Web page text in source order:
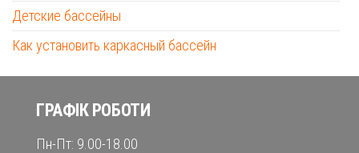
Детские бассейны
Как установить каркасный бассейн
ГРАФІК РОБОТИ
Пн-Пт: 9.00-18.00